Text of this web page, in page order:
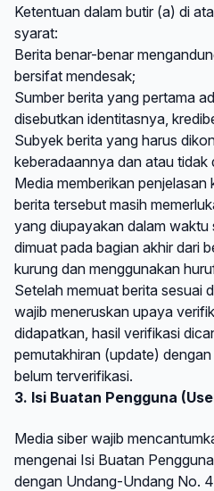
Ketentuan dalam butir (a) di
syarat:
Berita benar-benar
bersifat mendesak;
Sumber berita yang pertama
disebutkan identitasnya,
Subyek berita yang harus
keberadaannya dan atau
Media memberikan
berita tersebut masih
yang diupayakan dalam
dimuat pada bagian akhir dari
kurung dan menggunakan
Setelah memuat berita sesuai
wajib meneruskan upaya
didapatkan, hasil verifikasi
pemutakhiran (update)
belum terverifikasi.
3. Isi Buatan Pengguna
Media siber wajib
mengenai Isi Buatan
dengan Undang-Undang No.